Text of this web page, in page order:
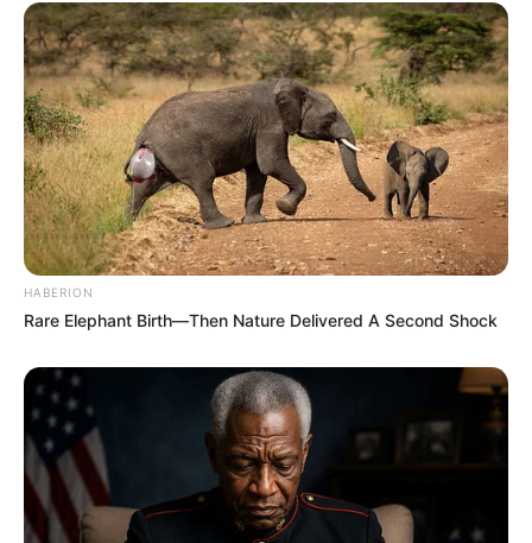
en or de Logic-Prono
Les meilleurs de ces pronostics sont sur le logiciel
100 % gratuitLogic-Prono V3. Vous n’avez plus qu’à
les sélectionner et le logiciel en fera la synthèse,
peut-être le meilleur pronostic PMU gagnant.
HABERION
Rare Elephant Birth—Then Nature Delivered A Second Shock